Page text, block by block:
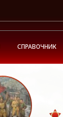
СПРАВОЧНИК